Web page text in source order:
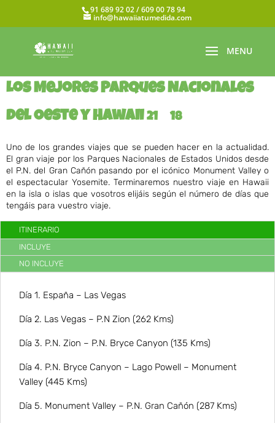
91 689 92 02 / 609 00 78 94
info@hawaiiatumedida.com
Los Mejores Parques Nacionales
del Oeste y Hawaii 21 18
Uno de los grandes viajes que se pueden hacer en la actualidad.
El gran viaje por los Parques Nacionales de Estados Unidos desde
el P.N. del Gran Cañón pasando por el icónico Monument Valley o
el espectacular Yosemite. Terminaremos nuestro viaje en Hawaii
en la isla o islas que vosotros elijáis según el número de días que
tengáis para vuestro viaje.
ITINERARIO
INCLUYE
NO INCLUYE
Día 1. España – Las Vegas
Día 2. Las Vegas – P.N Zion (262 Kms)
Día 3. P.N. Zion – P.N. Bryce Canyon (135 Kms)
Día 4. P.N. Bryce Canyon – Lago Powell – Monument
Valley (445 Kms)
Día 5. Monument Valley – P.N. Gran Cañón (287 Kms)